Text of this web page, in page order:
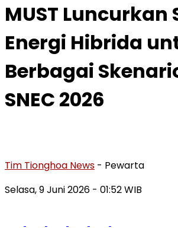
MUST Luncurkan
Energi Hibrida
Berbagai
SNEC 2026
Tim Tionghoa News - Pewarta
Selasa, 9 Juni 2026 - 01:52 WIB